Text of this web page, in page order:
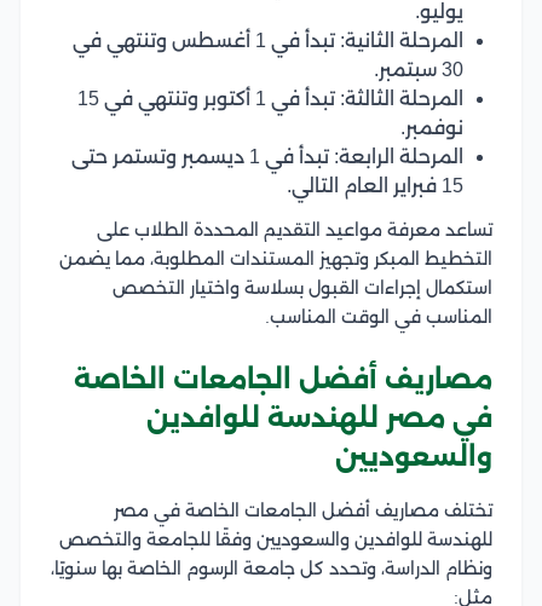
يوليو.
المرحلة الثانية: تبدأ في 1 أغسطس وتنتهي في
30 سبتمبر.
المرحلة الثالثة: تبدأ في 1 أكتوبر وتنتهي في 15
نوفمبر.
المرحلة الرابعة: تبدأ في 1 ديسمبر وتستمر حتى
15 فبراير العام التالي.
تساعد معرفة مواعيد التقديم المحددة الطلاب على
التخطيط المبكر وتجهيز المستندات المطلوبة، مما يضمن
استكمال إجراءات القبول بسلاسة واختيار التخصص
المناسب في الوقت المناسب.
مصاريف أفضل الجامعات الخاصة
في مصر للهندسة للوافدين
والسعوديين
تختلف مصاريف أفضل الجامعات الخاصة في مصر
للهندسة للوافدين والسعوديين وفقًا للجامعة والتخصص
ونظام الدراسة، وتحدد كل جامعة الرسوم الخاصة بها سنويًا،
مثل: